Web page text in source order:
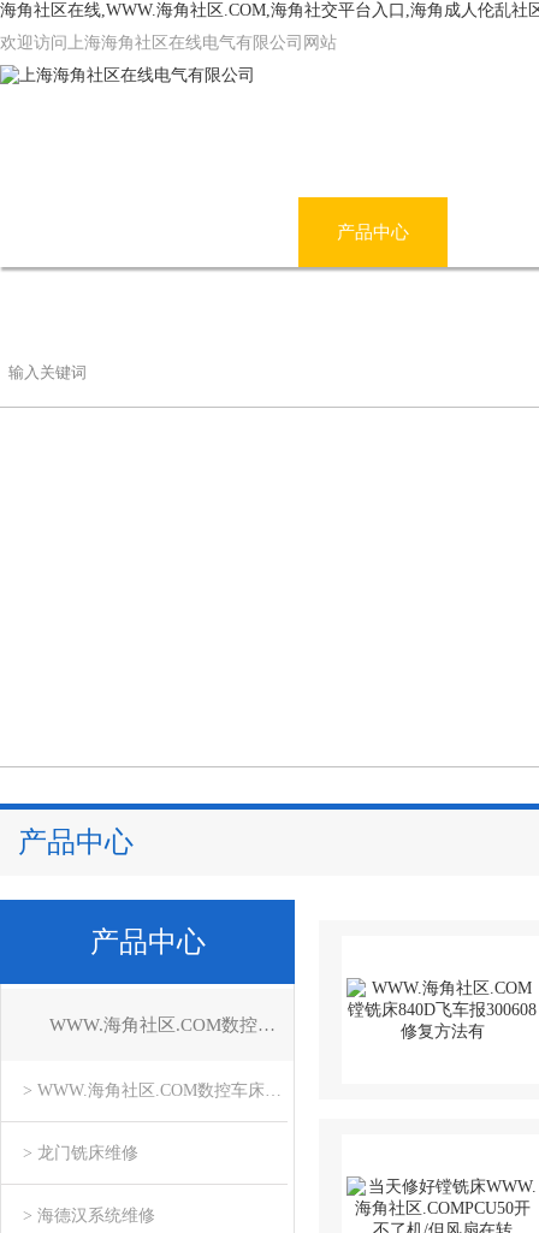
海角社区在线,WWW.海角社区.COM,海角社交平台入口,海角成人伦乱社
欢迎访问上海海角社区在线电气有限公司网站
产品中心
产品中心
产品中心
WWW.海角社区.COM数控系统维修
> WWW.海角社区.COM数控车床维修
> 龙门铣床维修
> 海德汉系统维修